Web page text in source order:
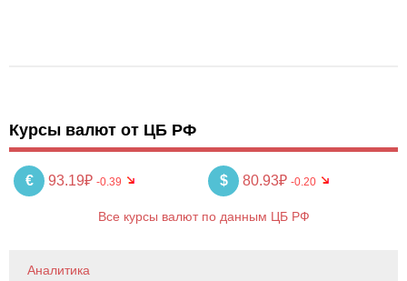
Курсы валют от ЦБ РФ
€ 93.19₽ -0.39 $ 80.93₽ -0.20
Все курсы валют по данным ЦБ РФ
Аналитика